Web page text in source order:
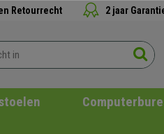
Retourrecht 2 jaar